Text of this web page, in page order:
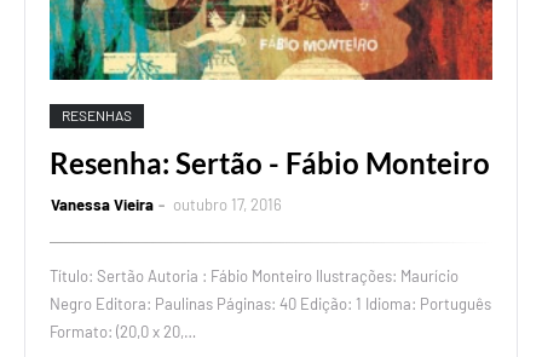
RESENHAS
Resenha: Sertão - Fábio Monteiro
Vanessa Vieira outubro 17, 2016
Título: Sertão Autoria : Fábio Monteiro Ilustrações: Maurício
Negro Editora: Paulinas Páginas: 40 Edição: 1 Idioma: Português
Formato: (20,0 x 20,…